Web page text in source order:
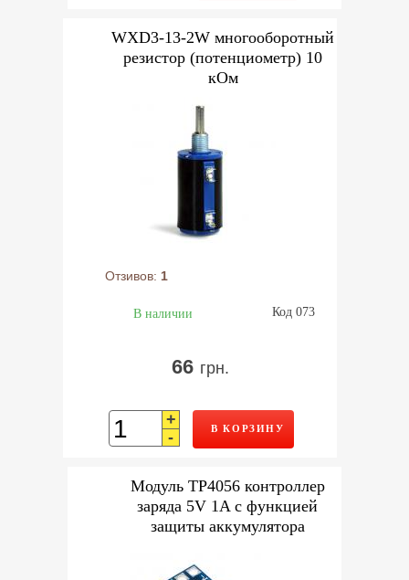
WXD3-13-2W многооборотный
резистор (потенциометр) 10
кОм
Отзивов: 1
В наличии Код 073
66 грн.
+
-
В КОРЗИНУ
Модуль TP4056 контроллер
заряда 5V 1A с функцией
защиты аккумулятора